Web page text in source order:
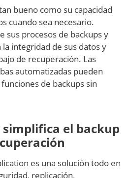
bueno como su capacidad
cuando sea necesario.
sus procesos de backups y
integridad de sus datos y
de recuperación. Las
automatizadas pueden
de backups sin
simplifica el backup
es una solución todo en
replicación,